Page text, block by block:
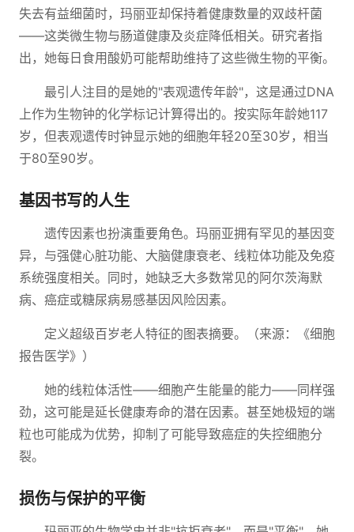
失去有益细菌时，玛丽亚却保持着健康数量的双歧杆菌
——这类微生物与肠道健康及炎症降低相关。研究者指
出，她每日食用酸奶可能帮助维持了这些微生物的平衡。
最引人注目的是她的"表观遗传年龄"，这是通过DNA
上作为生物钟的化学标记计算得出的。按实际年龄她117
岁，但表观遗传时钟显示她的细胞年轻20至30岁，相当
于80至90岁。
基因书写的人生
遗传因素也扮演重要角色。玛丽亚拥有罕见的基因变
异，与强健心脏功能、大脑健康衰老、线粒体功能及免疫
系统强度相关。同时，她缺乏大多数常见的阿尔茨海默
病、癌症或糖尿病易感基因风险因素。
定义超级百岁老人特征的图表摘要。（来源：《细胞
报告医学》）
她的线粒体活性——细胞产生能量的能力——同样强
劲，这可能是延长健康寿命的潜在因素。甚至她极短的端
粒也可能成为优势，抑制了可能导致癌症的失控细胞分
裂。
损伤与保护的平衡